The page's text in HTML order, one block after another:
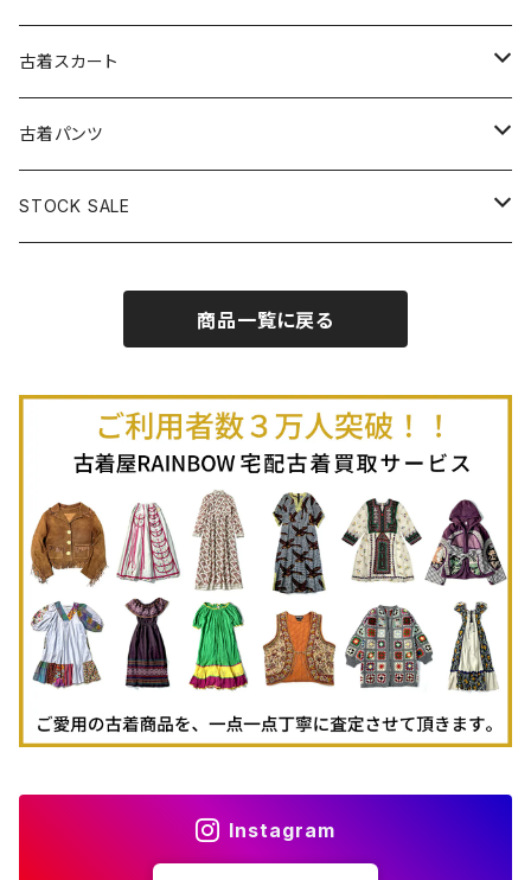
古着ベアトップワンピース
古着オールインワン
古着オーバーオール
古着パーカー
古着長袖プルオーバー
古着半袖プルオーバー
古着Ｔシャツ
古着長袖Ｔシャツ
古着半袖Ｔシャツ
古着ベスト
古着キャミソール
古着ポロシャツ
古着長袖ポロシャツ
古着スウェット
古着パーカー
古着タンクトップ
古着カーディガン
古着半袖ニット
古着ニットアウター
古着ライトジャケット
古着ライトコート
古着ヘビージャケット
古着羽織り
古着スカート
古着ロング丈スカート (丈76cm-)
古着膝丈スカート (丈56-75cm)
古着ミニ丈スカート (丈56-75cm)
古着パンツ
古着ロング丈パンツ
STOCK SALE
Autumn / Winter
商品一覧に戻る
Instagram